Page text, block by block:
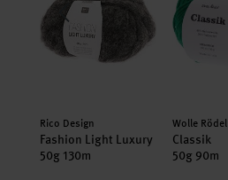
Hersteller:
Rico Design
Fashion Light Luxury
50g 130m
Hersteller:
Wolle Rödel
Classik
50g 90m